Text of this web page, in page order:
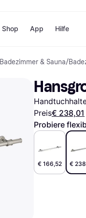
Zahlungsmethoden
Sofort bezahlen
Bezahle in 3
Teilzahlungen
Bezahle in bis zu 30
Ratenzahlung
Shop
Shops
H&M
Temu
Alle Shops
App Hilfe
Badezimmer & Sauna/
Preis€ 238,01
Probiere
€ 166,52 €